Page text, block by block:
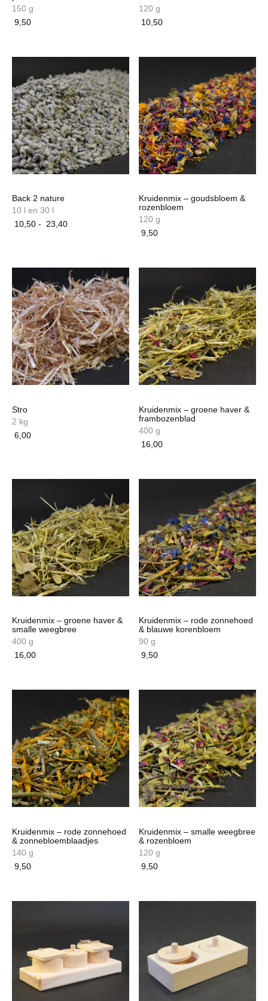
150 g
9,50
120 g
10,50
Back 2 nature
10 l en 30 l
10,50 - 23,40Prijsklasse:
meerdere
variaties.
Deze
optie
kan
gekozen
worden
op
de
productpagina
Kruidenmix – goudsbloem &
rozenbloem
120 g
9,50
Stro
2 kg
6,00
Kruidenmix – groene haver &
frambozenblad
400 g
16,00
Kruidenmix – groene haver &
smalle weegbree
400 g
16,00
Kruidenmix – rode zonnehoed
& blauwe korenbloem
90 g
9,50
Kruidenmix – rode zonnehoed
& zonnebloemblaadjes
140 g
9,50
Kruidenmix – smalle weegbree
& rozenbloem
120 g
9,50